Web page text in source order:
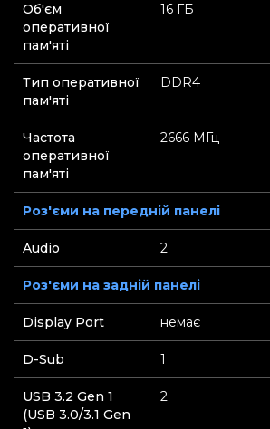
Об'єм
оперативної
пам'яті
16 ГБ
Тип оперативної
пам'яті
DDR4
Частота
оперативної
пам'яті
2666 МГц
Роз'єми на передній панелі
Audio 2
Роз'єми на задній панелі
Display Port немає
D-Sub 1
USB 3.2 Gen 1
(USB 3.0/3.1 Gen
2